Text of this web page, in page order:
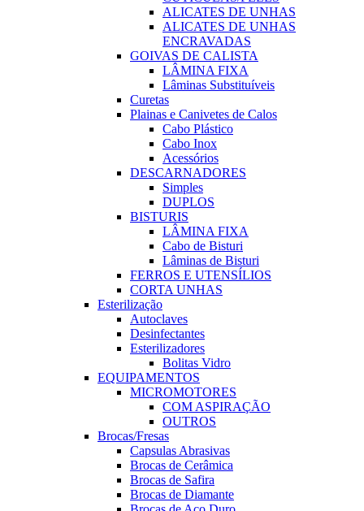
ALICATES DE UNHAS
ALICATES DE UNHAS
ENCRAVADAS
GOIVAS DE CALISTA
LÂMINA FIXA
Lâminas Substituíveis
Curetas
Plainas e Canivetes de Calos
Cabo Plástico
Cabo Inox
Acessórios
DESCARNADORES
Simples
DUPLOS
BISTURIS
LÂMINA FIXA
Cabo de Bisturi
Lâminas de Bisturi
FERROS E UTENSÍLIOS
CORTA UNHAS
Esterilização
Autoclaves
Desinfectantes
Esterilizadores
Bolitas Vidro
EQUIPAMENTOS
MICROMOTORES
COM ASPIRAÇÃO
OUTROS
Brocas/Fresas
Capsulas Abrasivas
Brocas de Cerâmica
Brocas de Safira
Brocas de Diamante